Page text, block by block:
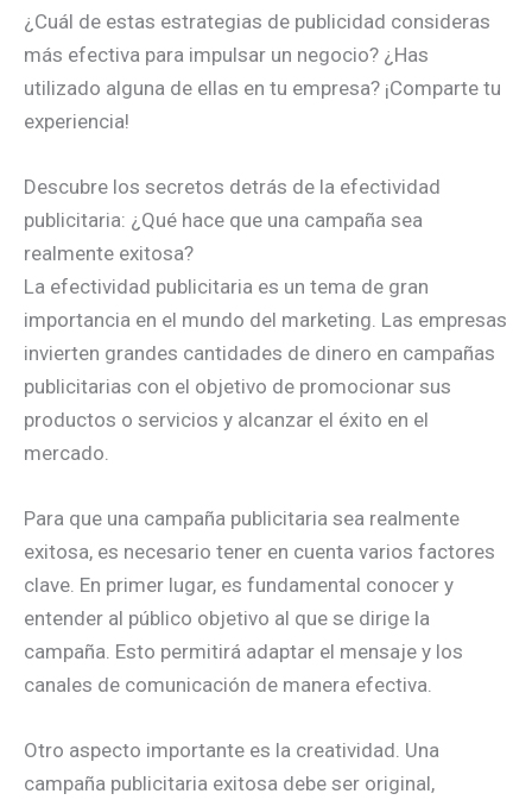
¿Cuál de estas estrategias de publicidad consideras
más efectiva para impulsar un negocio? ¿Has
utilizado alguna de ellas en tu empresa? ¡Comparte tu
experiencia!
Descubre los secretos detrás de la efectividad
publicitaria: ¿Qué hace que una campaña sea
realmente exitosa?
La efectividad publicitaria es un tema de gran
importancia en el mundo del marketing. Las empresas
invierten grandes cantidades de dinero en campañas
publicitarias con el objetivo de promocionar sus
productos o servicios y alcanzar el éxito en el
mercado.
Para que una campaña publicitaria sea realmente
exitosa, es necesario tener en cuenta varios factores
clave. En primer lugar, es fundamental conocer y
entender al público objetivo al que se dirige la
campaña. Esto permitirá adaptar el mensaje y los
canales de comunicación de manera efectiva.
Otro aspecto importante es la creatividad. Una
campaña publicitaria exitosa debe ser original,